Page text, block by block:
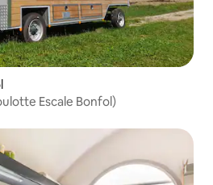
Escale Bonfol)